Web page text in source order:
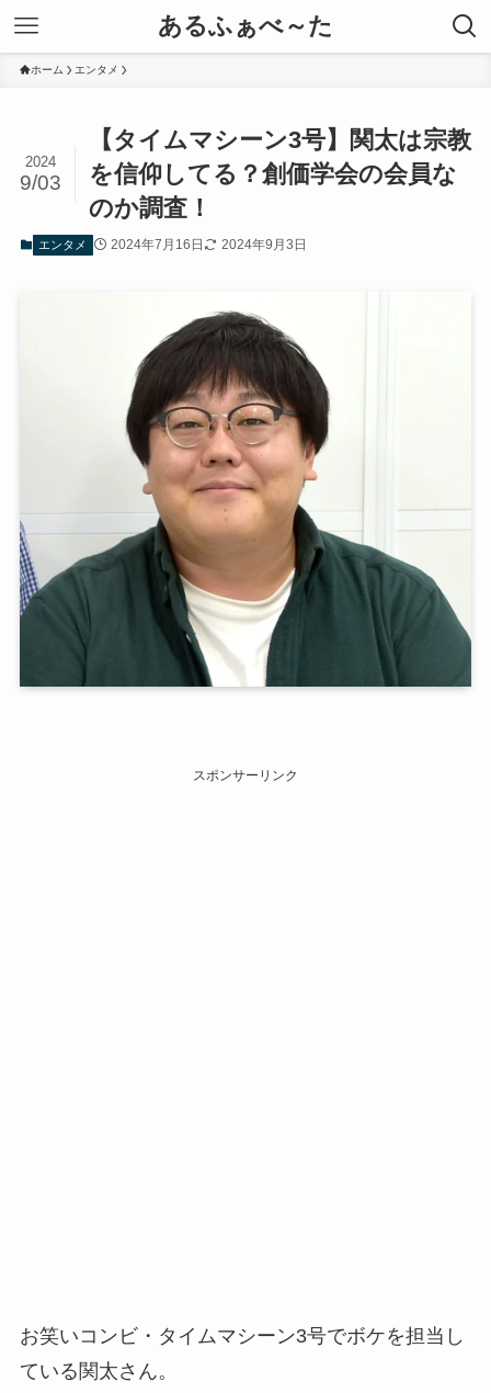
あるふぁべ～た
ホーム エンタメ
【タイムマシーン3号】関太は宗教
を信仰してる？創価学会の会員な
のか調査！
2024
9/03
エンタメ 2024年7月16日 2024年9月3日
スポンサーリンク
お笑いコンビ・タイムマシーン3号でボケを担当し
ている関太さん。